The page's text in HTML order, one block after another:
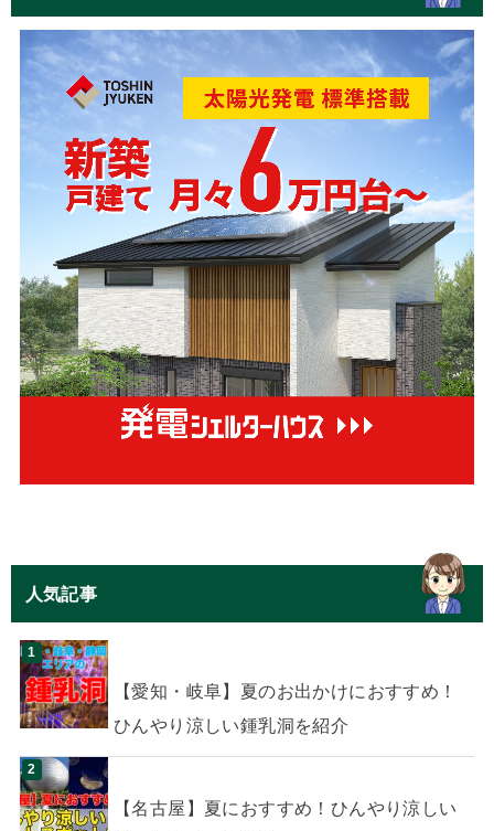
人気記事
【愛知・岐阜】夏のお出かけにおすすめ！
ひんやり涼しい鍾乳洞を紹介
【名古屋】夏におすすめ！ひんやり涼しい